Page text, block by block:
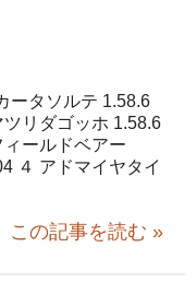
ータソルテ 1.58.6
リダゴッホ 1.58.6
ールドベアー
４ アドマイヤタイ
この記事を読む »